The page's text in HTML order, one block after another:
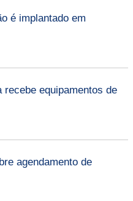
é implantado em
recebe equipamentos de
agendamento de